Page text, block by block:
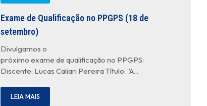
Exame de Qualificação no PPGPS (18 de
setembro)
Divulgamos o
próximo exame de qualificação no PPGPS:
Discente: Lucas Caliari Pereira Título: “A...
LEIA MAIS